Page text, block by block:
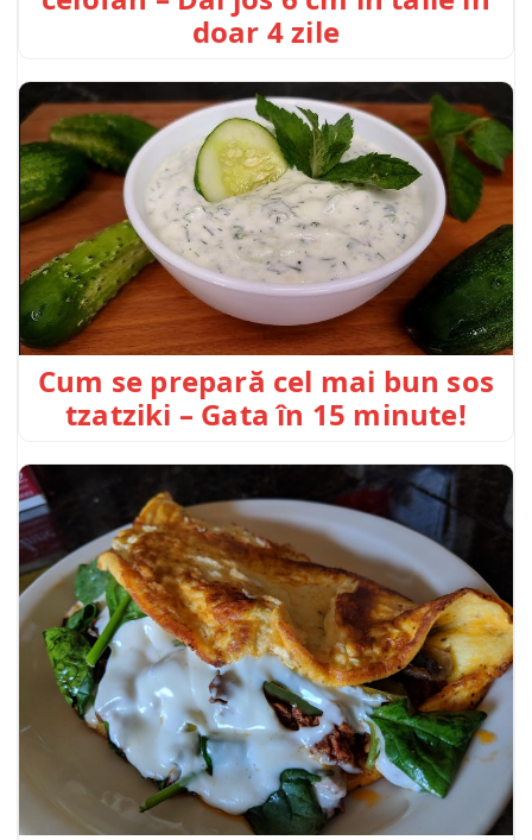
doar 4 zile
Cum se prepară cel mai bun sos
tzatziki – Gata în 15 minute!